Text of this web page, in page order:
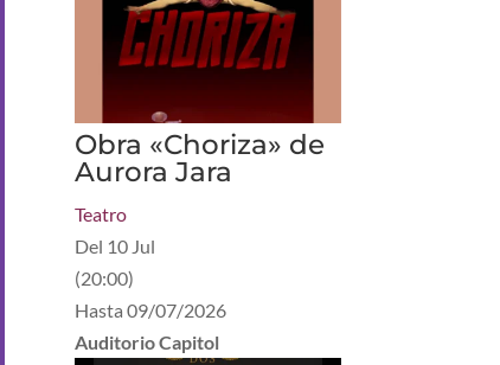
Obra «Choriza» de
Aurora Jara
Teatro
Del 10 Jul
(20:00)
Hasta09/07/2026
Auditorio Capitol